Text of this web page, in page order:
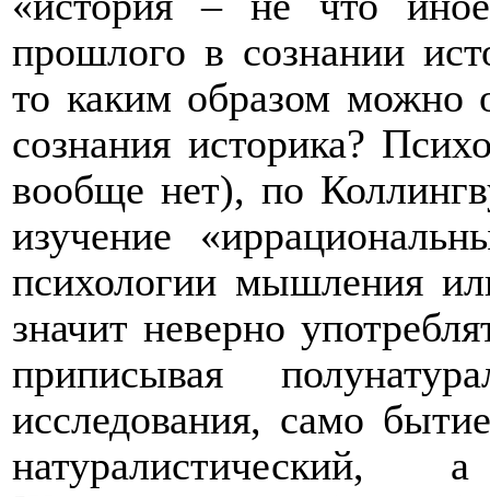
прошлого в сознании
то каким образом можно
сознания историка?
вообще нет), по
изучение
психологии мышления
значит неверно
приписывая
исследования, само
натуралистический,